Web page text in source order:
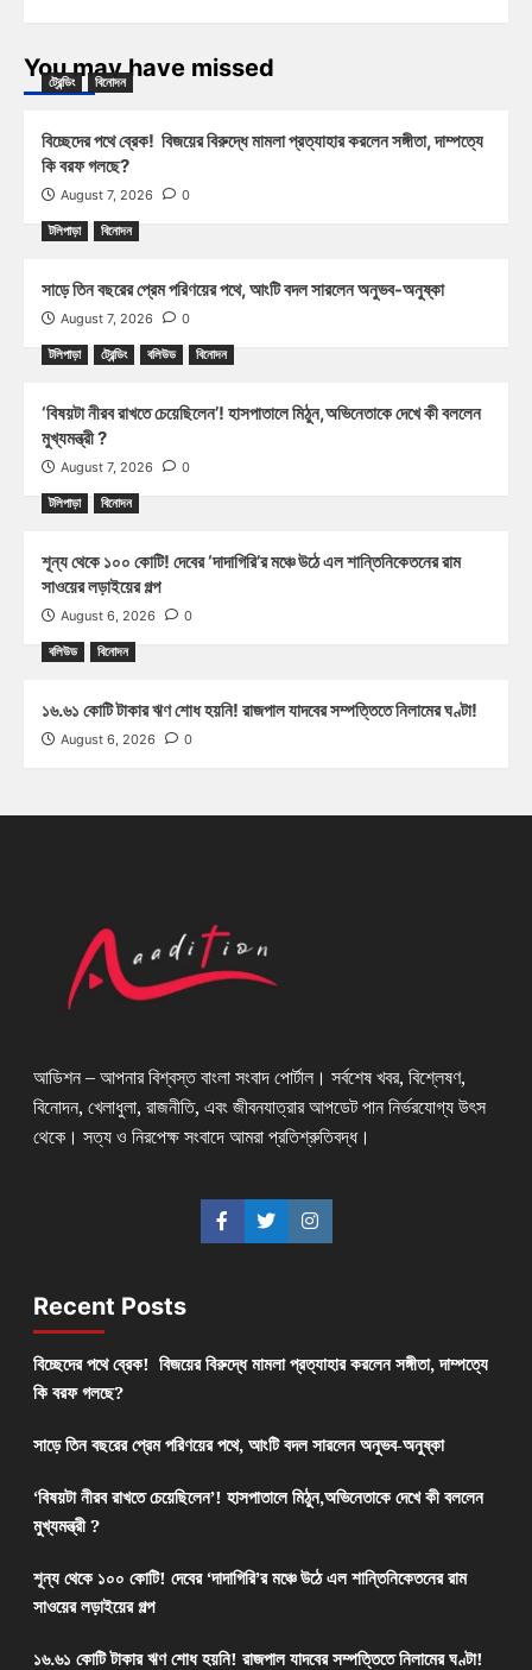
You may have missed
ট্রেন্ডিং বিনোদন
বিচ্ছেদের পথে ব্রেক! বিজয়ের বিরুদ্ধে মামলা প্রত্যাহার করলেন সঙ্গীতা, দাম্পত্যে
কি বরফ গলছে?
August 7, 2026 0
টলিপাড়া বিনোদন
সাড়ে তিন বছরের প্রেম পরিণয়ের পথে, আংটি বদল সারলেন অনুভব-অনুষ্কা
August 7, 2026 0
টলিপাড়া ট্রেন্ডিং বলিউড বিনোদন
‘বিষয়টা নীরব রাখতে চেয়েছিলেন’! হাসপাতালে মিঠুন,অভিনেতাকে দেখে কী বললেন
মুখ্যমন্ত্রী ?
August 7, 2026 0
টলিপাড়া বিনোদন
শূন্য থেকে ১০০ কোটি! দেবের ‘দাদাগিরি’র মঞ্চে উঠে এল শান্তিনিকেতনের রাম
সাওয়ের লড়াইয়ের গল্প
August 6, 2026 0
বলিউড বিনোদন
১৬.৬১ কোটি টাকার ঋণ শোধ হয়নি! রাজপাল যাদবের সম্পত্তিতে নিলামের ঘণ্টা!
August 6, 2026 0
আডিশন – আপনার বিশ্বস্ত বাংলা সংবাদ পোর্টাল। সর্বশেষ খবর, বিশ্লেষণ,
বিনোদন, খেলাধুলা, রাজনীতি, এবং জীবনযাত্রার আপডেট পান নির্ভরযোগ্য উৎস
থেকে। সত্য ও নিরপেক্ষ সংবাদে আমরা প্রতিশ্রুতিবদ্ধ।
Recent Posts
বিচ্ছেদের পথে ব্রেক! বিজয়ের বিরুদ্ধে মামলা প্রত্যাহার করলেন সঙ্গীতা, দাম্পত্যে
কি বরফ গলছে?
সাড়ে তিন বছরের প্রেম পরিণয়ের পথে, আংটি বদল সারলেন অনুভব-অনুষ্কা
‘বিষয়টা নীরব রাখতে চেয়েছিলেন’! হাসপাতালে মিঠুন,অভিনেতাকে দেখে কী বললেন
মুখ্যমন্ত্রী ?
শূন্য থেকে ১০০ কোটি! দেবের ‘দাদাগিরি’র মঞ্চে উঠে এল শান্তিনিকেতনের রাম
সাওয়ের লড়াইয়ের গল্প
১৬.৬১ কোটি টাকার ঋণ শোধ হয়নি! রাজপাল যাদবের সম্পত্তিতে নিলামের ঘণ্টা!